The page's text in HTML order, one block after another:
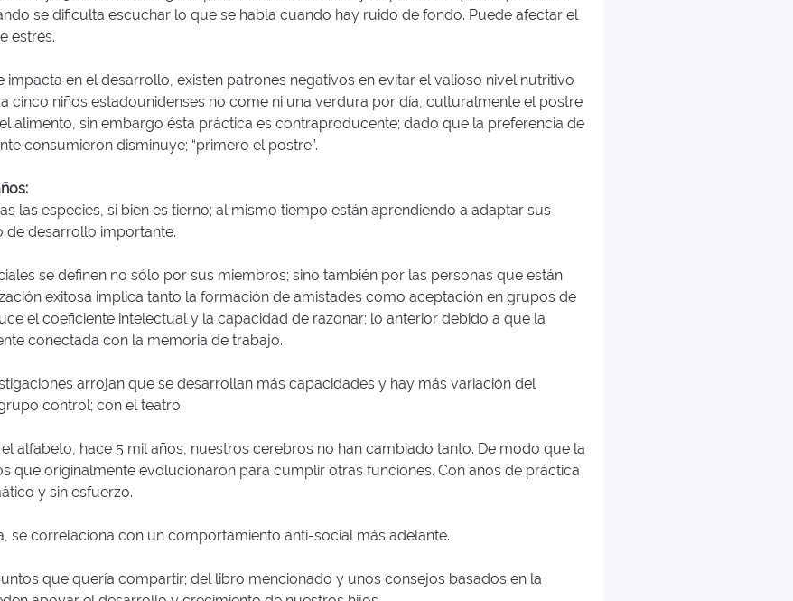
se dificulta escuchar lo que se habla cuando hay ruido de fondo. Puede afectar el
estrés.
impacta en el desarrollo, existen patrones negativos en evitar el valioso nivel nutritivo
cinco niños estadounidenses no come ni una verdura por día, culturalmente el postre
alimento, sin embargo ésta práctica es contraproducente; dado que la preferencia de
consumieron disminuye; “primero el postre”.
las especies, si bien es tierno; al mismo tiempo están aprendiendo a adaptar sus
de desarrollo importante.
se definen no sólo por sus miembros; sino también por las personas que están
exitosa implica tanto la formación de amistades como aceptación en grupos de
el coeficiente intelectual y la capacidad de razonar; lo anterior debido a que la
conectada con la memoria de trabajo.
arrojan que se desarrollan más capacidades y hay más variación del
control; con el teatro.
alfabeto, hace 5 mil años, nuestros cerebros no han cambiado tanto. De modo que la
que originalmente evolucionaron para cumplir otras funciones. Con años de práctica
y sin esfuerzo.
se correlaciona con un comportamiento anti-social más adelante.
que quería compartir; del libro mencionado y unos consejos basados en la